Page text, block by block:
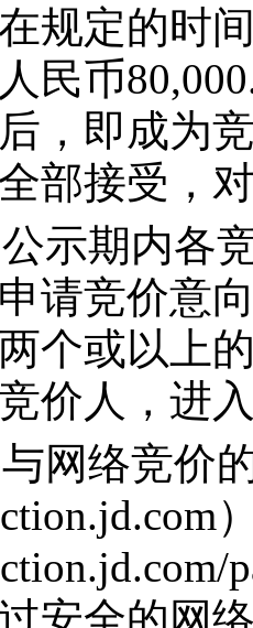
规定的时
民币
，即成为
部接受，
公示期内各
请竞价意
个或以上
价人，进
与网络竞价